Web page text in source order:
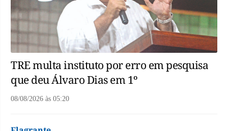
TRE multa instituto por erro em pesquisa
que deu Álvaro Dias em 1º
08/08/2026 às 05:20